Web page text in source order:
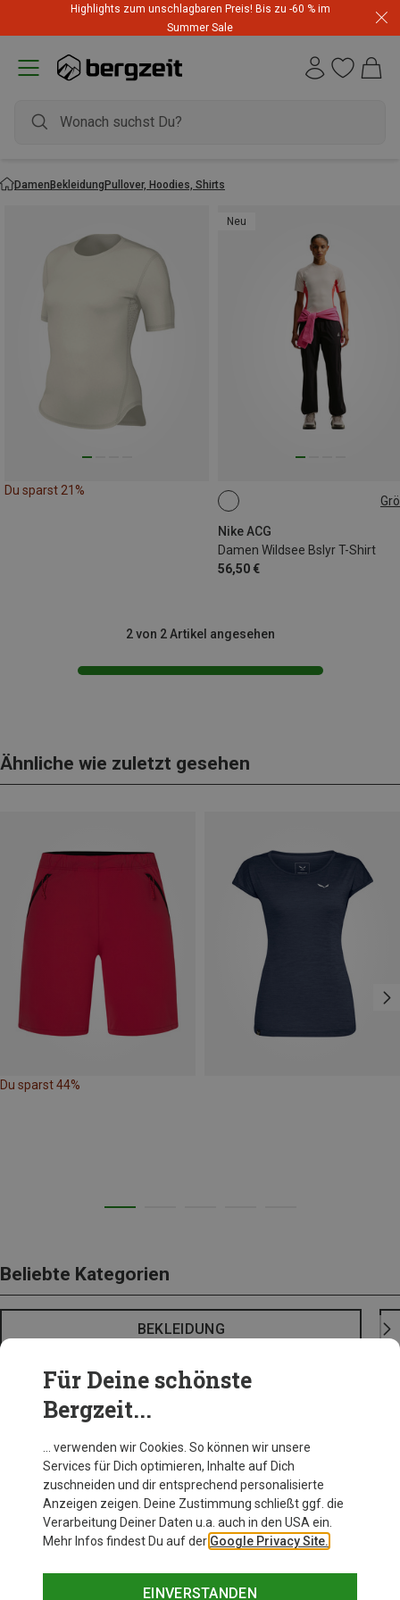
Highlights zum unschlagbaren Preis! Bis zu -60 % im
Summer Sale
DamenBekleidungPullover, Hoodies, Shirts
Du sparst 21%
Neu
Nike ACG
Damen Wildsee Bslyr T-Shirt
56,50 €
XS
2 von 2 Artikel angesehen
Ähnliche wie zuletzt gesehen
Du sparst 44%
Beliebte Kategorien
BEKLEIDUNG
Für Deine schönste
Bergzeit...
… verwenden wir Cookies. So können wir unsere
Services für Dich optimieren, Inhalte auf Dich
zuschneiden und dir entsprechend personalisierte
Anzeigen zeigen. Deine Zustimmung schließt ggf. die
Verarbeitung Deiner Daten u.a. auch in den USA ein.
Mehr Infos findest Du auf der Google Privacy Site.
EINVERSTANDEN